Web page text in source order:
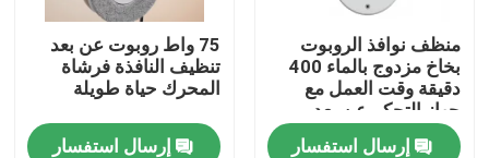
معلومات عنا
جولة في المعمل
منظف ​​نوافذ الروبوت
بخاخ مزدوج بالماء 400
دقيقة وقت العمل مع
جهاز التحكم عن بعد
إرسال استفسار
75 واط روبوت عن بعد
تنظيف النافذة فرشاة
المحرك حياة طويلة
إرسال استفسار